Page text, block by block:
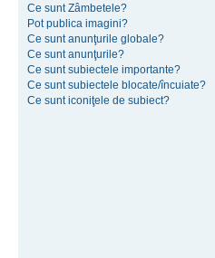
Ce sunt Zâmbetele?
Pot publica imagini?
Ce sunt anunţurile globale?
Ce sunt anunţurile?
Ce sunt subiectele importante?
Ce sunt subiectele blocate/încuiate?
Ce sunt iconiţele de subiect?